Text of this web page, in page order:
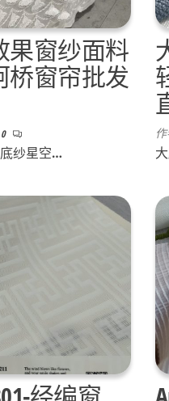
果窗纱面料
桥窗帘批发
0
纱星空…